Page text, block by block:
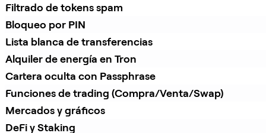
Filtrado de tokens spam
Bloqueo por PIN
Lista blanca de transferencias
Alquiler de energía en Tron
Cartera oculta con Passphrase
Funciones de trading (Compra/Venta/Swap)
Mercados y gráficos
DeFi y Staking